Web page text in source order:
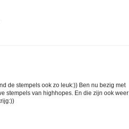
de stempels ook zo leuk:)) Ben nu bezig met
stempels van highhopes. En die zijn ook weer